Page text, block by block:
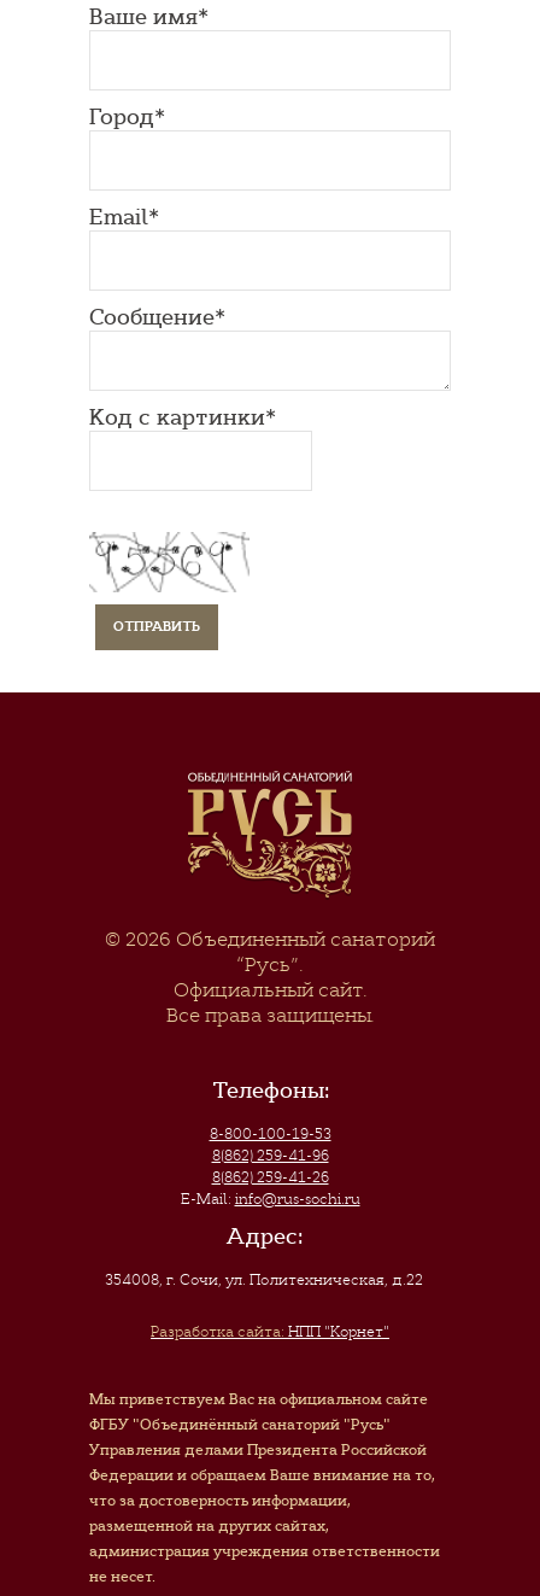
Ваше имя*
Город*
Email*
Сообщение*
Код с картинки*
© 2026 Объединенный санаторий
“Русь”.
Официальный сайт.
Все права защищены.
Телефоны:
8-800-100-19-53
8(862) 259-41-96
8(862) 259-41-26
E-Mail: info@rus-sochi.ru
Адрес:
354008, г. Сочи,ул. Политехническая, д.22
Разработка сайта: НПП "Корнет"
Мы приветствуем Вас на официальном сайте
ФГБУ "Объединённый санаторий "Русь"
Управления делами Президента Российской
Федерации и обращаем Ваше внимание на то,
что за достоверность информации,
размещенной на других сайтах,
администрация учреждения ответственности
не несет.